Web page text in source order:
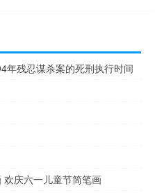
年残忍谋杀案的死刑执行时间
庆六一儿童节简笔画